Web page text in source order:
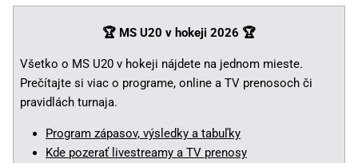
🏆 MS U20 v hokeji 2026 🏆
Všetko o MS U20 v hokeji nájdete na jednom mieste.
Prečítajte si viac o programe, online a TV prenosoch či
pravidlách turnaja.
Program zápasov, výsledky a tabuľky
Kde pozerať livestreamy a TV prenosy